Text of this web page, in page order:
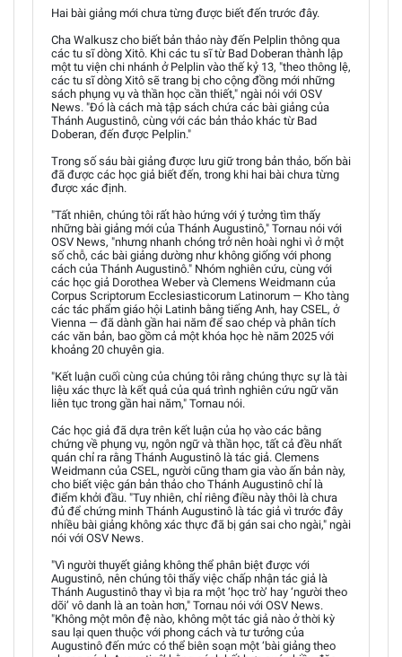
Hai bài giảng mới chưa từng được biết đến trước đây.
Cha Walkusz cho biết bản thảo này đến Pelplin thông qua
các tu sĩ dòng Xitô. Khi các tu sĩ từ Bad Doberan thành lập
một tu viện chi nhánh ở Pelplin vào thế kỷ 13, "theo thông lệ,
các tu sĩ dòng Xitô sẽ trang bị cho cộng đồng mới những
sách phụng vụ và thần học cần thiết," ngài nói với OSV
News. "Đó là cách mà tập sách chứa các bài giảng của
Thánh Augustinô, cùng với các bản thảo khác từ Bad
Doberan, đến được Pelplin."
Trong số sáu bài giảng được lưu giữ trong bản thảo, bốn bài
đã được các học giả biết đến, trong khi hai bài chưa từng
được xác định.
"Tất nhiên, chúng tôi rất hào hứng với ý tưởng tìm thấy
những bài giảng mới của Thánh Augustinô," Tornau nói với
OSV News, "nhưng nhanh chóng trở nên hoài nghi vì ở một
số chỗ, các bài giảng dường như không giống với phong
cách của Thánh Augustinô." Nhóm nghiên cứu, cùng với
các học giả Dorothea Weber và Clemens Weidmann của
Corpus Scriptorum Ecclesiasticorum Latinorum — Kho tàng
các tác phẩm giáo hội Latinh bằng tiếng Anh, hay CSEL, ở
Vienna — đã dành gần hai năm để sao chép và phân tích
các văn bản, bao gồm cả một khóa học hè năm 2025 với
khoảng 20 chuyên gia.
"Kết luận cuối cùng của chúng tôi rằng chúng thực sự là tài
liệu xác thực là kết quả của quá trình nghiên cứu ngữ văn
liên tục trong gần hai năm," Tornau nói.
Các học giả đã dựa trên kết luận của họ vào các bằng
chứng về phụng vụ, ngôn ngữ và thần học, tất cả đều nhất
quán chỉ ra rằng Thánh Augustinô là tác giả. Clemens
Weidmann của CSEL, người cũng tham gia vào ấn bản này,
cho biết việc gán bản thảo cho Thánh Augustinô chỉ là
điểm khởi đầu. "Tuy nhiên, chỉ riêng điều này thôi là chưa
đủ để chứng minh Thánh Augustinô là tác giả vì trước đây
nhiều bài giảng không xác thực đã bị gán sai cho ngài," ngài
nói với OSV News.
"Vì người thuyết giảng không thể phân biệt được với
Augustinô, nên chúng tôi thấy việc chấp nhận tác giả là
Thánh Augustinô thay vì bịa ra một ‘học trò’ hay ‘người theo
dõi’ vô danh là an toàn hơn," Tornau nói với OSV News.
"Không một môn đệ nào, không một tác giả nào ở thời kỳ
sau lại quen thuộc với phong cách và tư tưởng của
Augustinô đến mức có thể biên soạn một ‘bài giảng theo